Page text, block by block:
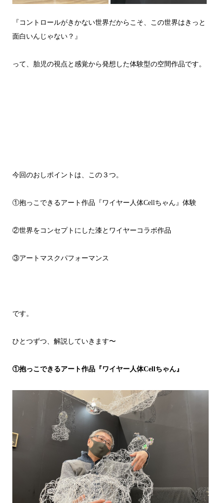
『コントロールがきかない世界だからこそ、この世界はきっと
面白いんじゃない？』
って、胎児の視点と感覚から発想した体験型の空間作品です。
今回のおしポイントは、この３つ。
①抱っこできるアート作品『ワイヤー人体Cellちゃん』体験
②世界をコンセプトにした漆とワイヤーコラボ作品
③アートマスクパフォーマンス
です。
ひとつずつ、解説していきます〜
①抱っこできるアート作品『ワイヤー人体Cellちゃん』